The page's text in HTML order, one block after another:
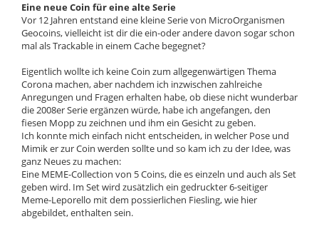
Eine neue Coin für eine alte Serie
Vor 12 Jahren entstand eine kleine Serie von MicroOrganismen
Geocoins, vielleicht ist dir die ein-oder andere davon sogar schon
mal als Trackable in einem Cache begegnet?
Eigentlich wollte ich keine Coin zum allgegenwärtigen Thema
Corona machen, aber nachdem ich inzwischen zahlreiche
Anregungen und Fragen erhalten habe, ob diese nicht wunderbar
die 2008er Serie ergänzen würde, habe ich angefangen, den
fiesen Mopp zu zeichnen und ihm ein Gesicht zu geben.
Ich konnte mich einfach nicht entscheiden, in welcher Pose und
Mimik er zur Coin werden sollte und so kam ich zu der Idee, was
ganz Neues zu machen:
Eine MEME-Collection von 5 Coins, die es einzeln und auch als Set
geben wird. Im Set wird zusätzlich ein gedruckter 6-seitiger
Meme-Leporello mit dem possierlichen Fiesling, wie hier
abgebildet, enthalten sein.